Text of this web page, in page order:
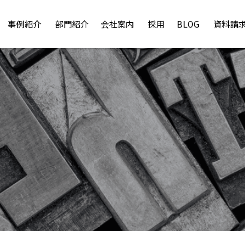
事例紹介 部門紹介 会社案内 採用 BLOG 資料請